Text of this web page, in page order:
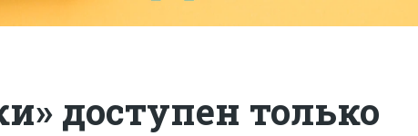
доступен только